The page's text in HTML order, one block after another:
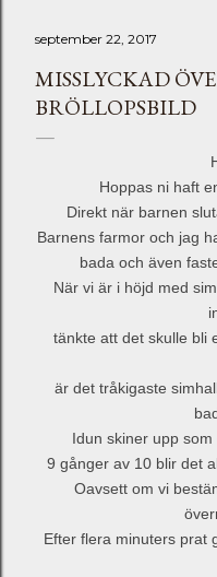
september 22, 2017
MISSLYCKAD
BRÖLLOPSBILD
Hoppas ni haft
Direkt när barnen
Barnens farmor och jag
bada och även
När vi är i höjd med
tänkte att det skulle bli
är det tråkigaste
Idun skiner upp
9 gånger av 10 blir det
Oavsett om vi
Efter flera minuters prat